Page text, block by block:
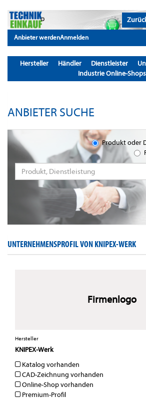
Anbieter werdenAnmelden
Hersteller Händler Dienstleister
Industrie Online-Shops
ANBIETER SUCHE
Produkt oder
UNTERNEHMENSPROFIL VON KNIPEX-WERK
Firmenlogo
Hersteller
KNIPEX-Werk
Katalog vorhanden
CAD-Zeichnung vorhanden
Online-Shop vorhanden
Premium-Profil